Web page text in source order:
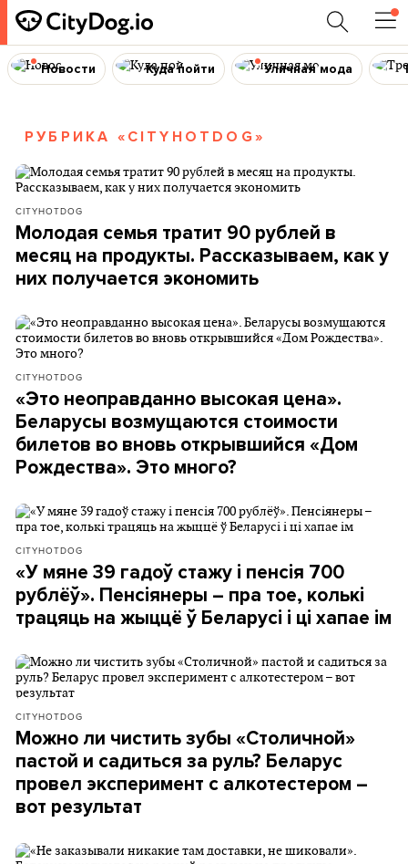
Новости Куда пойти Уличная мода
РУБРИКА «CITYHOTDOG»
CITYHOTDOG
Молодая семья тратит 90 рублей в
месяц на продукты. Рассказываем, как у
них получается экономить
CITYHOTDOG
«Это неоправданно высокая цена».
Беларусы возмущаются стоимости
билетов во вновь открывшийся «Дом
Рождества». Это много?
CITYHOTDOG
«У мяне 39 гадоў стажу і пенсія 700
рублёў». Пенсіянеры – пра тое, колькі
трацяць на жыццё ў Беларусі і ці хапае ім
CITYHOTDOG
Можно ли чистить зубы «Столичной»
пастой и садиться за руль? Беларус
провел эксперимент с алкотестером –
вот результат